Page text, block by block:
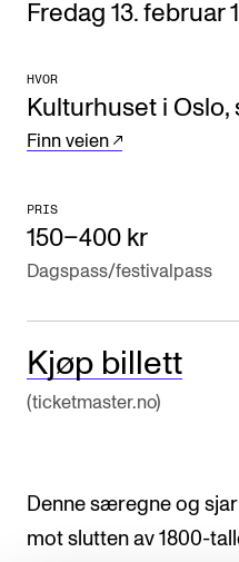
IN.TUNE
AKTUELT
Arrangementer og
Ledige stillinger
Kontakt oss
Fredag 13. februar
HVOR
Kulturhuset i Oslo,
Finn veien
PRIS
150–400 kr
Dagspass/festivalpass
Kjøp billett
(ticketmaster.no)
Denne særegne og
mot slutten av 1800-